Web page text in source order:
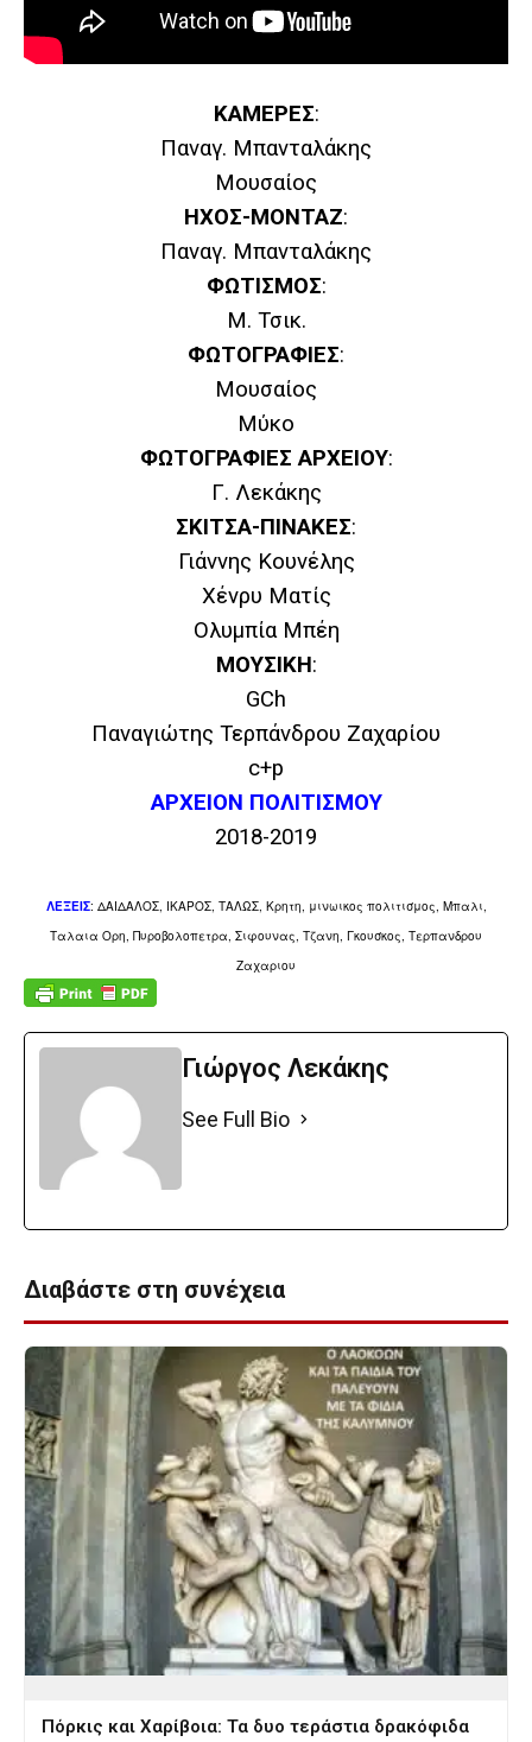
ΚΑΜΕΡΕΣ:
Παναγ. Μπανταλάκης
Μουσαίος
ΗΧΟΣ-ΜΟΝΤΑΖ:
Παναγ. Μπανταλάκης
ΦΩΤΙΣΜΟΣ:
Μ. Τσικ.
ΦΩΤΟΓΡΑΦΙΕΣ:
Μουσαίος
Μύκο
ΦΩΤΟΓΡΑΦΙΕΣ ΑΡΧΕΙΟΥ:
Γ. Λεκάκης
ΣΚΙΤΣΑ-ΠΙΝΑΚΕΣ:
Γιάννης Κουνέλης
Χένρυ Ματίς
Ολυμπία Μπέη
ΜΟΥΣΙΚΗ:
GCh
Παναγιώτης Τερπάνδρου Ζαχαρίου
c+p
ΑΡΧΕΙΟΝ ΠΟΛΙΤΙΣΜΟΥ
2018-2019
ΛΕΞΕΙΣ: ΔΑΙΔΑΛΟΣ, ΙΚΑΡΟΣ, ΤΑΛΩΣ, Κρητη, μινωικος πολιτισμος, Μπαλι,
Ταλαια Ορη, Πυροβολοπετρα, Σιφουνας, Τζανη, Γκουσκος, Τερπανδρου
Ζαχαριου
Γιώργος Λεκάκης
See Full Bio
Διαβάστε στη συνέχεια
Πόρκις και Χαρίβοια: Τα δυο τεράστια δρακόφιδα